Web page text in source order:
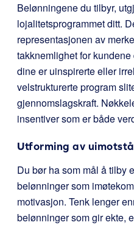
Belønningene du tilbyr,
lojalitetsprogrammet ditt.
representasjonen av
takknemlighet for
dine er uinspirerte eller
velstrukturerte program
gjennomslagskraft.
insentiver som er både
Utforming av
Du bør ha som mål å tilby
belønninger som
motivasjon. Tenk lenger
belønninger som gir ekte,